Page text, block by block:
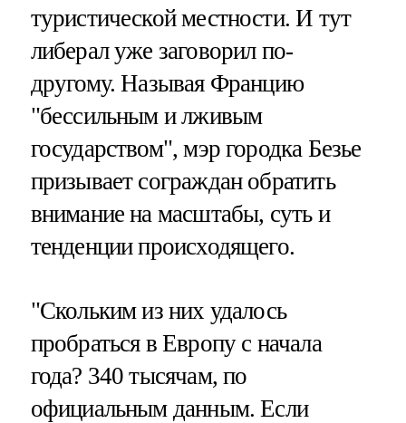
туристической местности. И тут
либерал уже заговорил по-
другому. Называя Францию
"бессильным и лживым
государством", мэр городка Безье
призывает сограждан обратить
внимание на масштабы, суть и
тенденции происходящего.
"Скольким из них удалось
пробраться в Европу с начала
года? 340 тысячам, по
официальным данным. Если